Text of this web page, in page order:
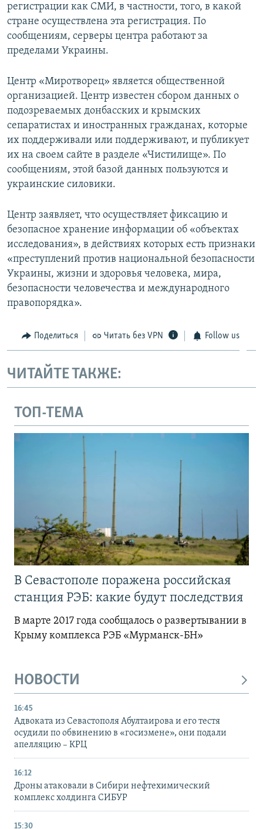
регистрации как СМИ, в частности, того, в какой
стране осуществлена эта регистрация. По
сообщениям, серверы центра работают за
пределами Украины.
Центр «Миротворец» является общественной
организацией. Центр известен сбором данных о
подозреваемых донбасских и крымских
сепаратистах и иностранных гражданах, которые
их поддерживали или поддерживают, и публикует
их на своем сайте в разделе «Чистилище». По
сообщениям, этой базой данных пользуются и
украинские силовики.
Центр заявляет, что осуществляет фиксацию и
безопасное хранение информации об «объектах
исследования», в действиях которых есть признаки
«преступлений против национальной безопасности
Украины, жизни и здоровья человека, мира,
безопасности человечества и международного
правопорядка».
Поделиться Читать без VPN Follow us
ЧИТАЙТЕ ТАКЖЕ:
ТОП-ТЕМА
В Севастополе поражена российская
станция РЭБ: какие будут последствия
В марте 2017 года сообщалось о развертывании в
Крыму комплекса РЭБ «Мурманск-БН»
НОВОСТИ
16:45
Адвоката из Севастополя Абултаирова и его тестя
осудили по обвинению в «госизмене», они подали
апелляцию – КРЦ
16:12
Дроны атаковали в Сибири нефтехимический
комплекс холдинга СИБУР
15:30